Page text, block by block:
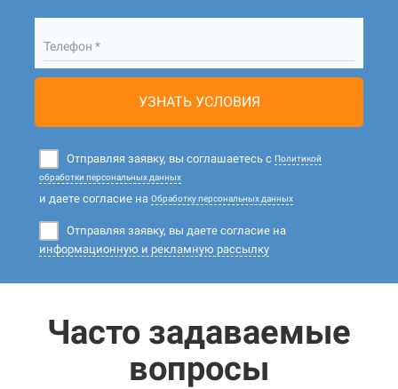
Телефон *
УЗНАТЬ УСЛОВИЯ
Отправляя заявку, вы соглашаетесь с Политикой
обработки персональных данных
и даете согласие на Обработку персональных данных
Отправляя заявку, вы даете согласие на
информационную и рекламную рассылку
Часто задаваемые
вопросы